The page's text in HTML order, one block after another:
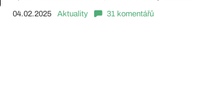
04.02.2025 Aktuality 31 komentářů